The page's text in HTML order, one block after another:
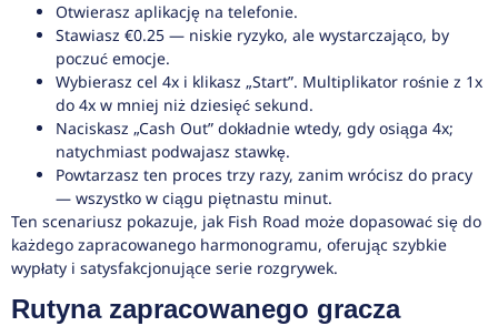
Otwierasz aplikację na telefonie.
Stawiasz €0.25 — niskie ryzyko, ale wystarczająco, by
poczuć emocje.
Wybierasz cel 4x i klikasz „Start”. Multiplikator rośnie z 1x
do 4x w mniej niż dziesięć sekund.
Naciskasz „Cash Out” dokładnie wtedy, gdy osiąga 4x;
natychmiast podwajasz stawkę.
Powtarzasz ten proces trzy razy, zanim wrócisz do pracy
— wszystko w ciągu piętnastu minut.
Ten scenariusz pokazuje, jak Fish Road może dopasować się do
każdego zapracowanego harmonogramu, oferując szybkie
wypłaty i satysfakcjonujące serie rozgrywek.
Rutyna zapracowanego gracza